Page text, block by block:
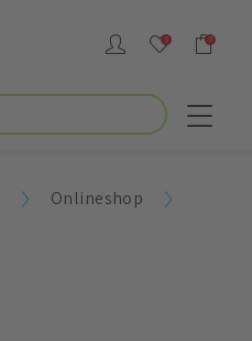
0 0
Onlineshop